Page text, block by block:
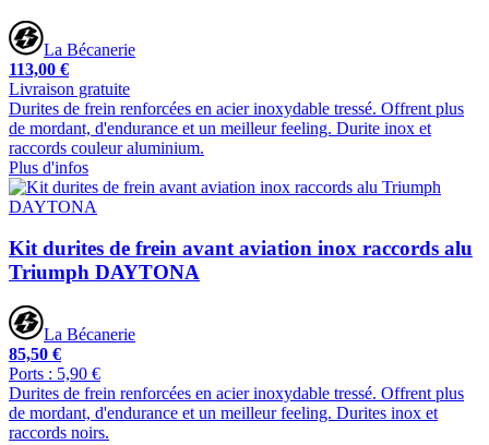
La Bécanerie
113,00 €
Livraison gratuite
Durites de frein renforcées en acier inoxydable tressé. Offrent plus
de mordant, d'endurance et un meilleur feeling. Durite inox et
raccords couleur aluminium.
Plus d'infos
Kit durites de frein avant aviation inox raccords alu
Triumph DAYTONA
La Bécanerie
85,50 €
Ports : 5,90 €
Durites de frein renforcées en acier inoxydable tressé. Offrent plus
de mordant, d'endurance et un meilleur feeling. Durites inox et
raccords noirs.